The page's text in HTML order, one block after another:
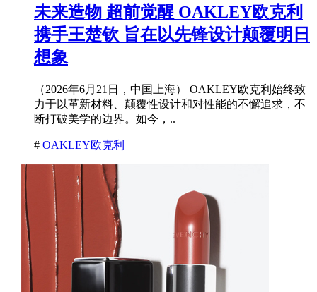
未来造物 超前觉醒 OAKLEY欧克利
携手王楚钦 旨在以先锋设计颠覆明日
想象
（2026年6月21日，中国上海） OAKLEY欧克利始终致
力于以革新材料、颠覆性设计和对性能的不懈追求，不
断打破美学的边界。如今，..
# OAKLEY欧克利